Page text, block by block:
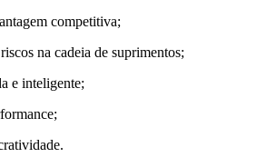
competitiva;
na cadeia de suprimentos;
e inteligente;